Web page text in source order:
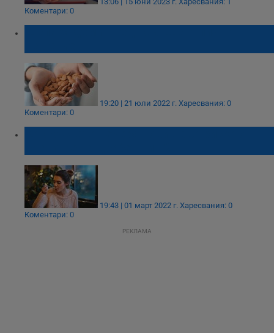
Коментари: 0
19:20 | 21 юли 2022 г. Харесвания: 0
Коментари: 0
19:43 | 01 март 2022 г. Харесвания: 0
Коментари: 0
РЕКЛАМА